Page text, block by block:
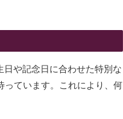
や記念日に合わせた特別な
っています。これにより、何